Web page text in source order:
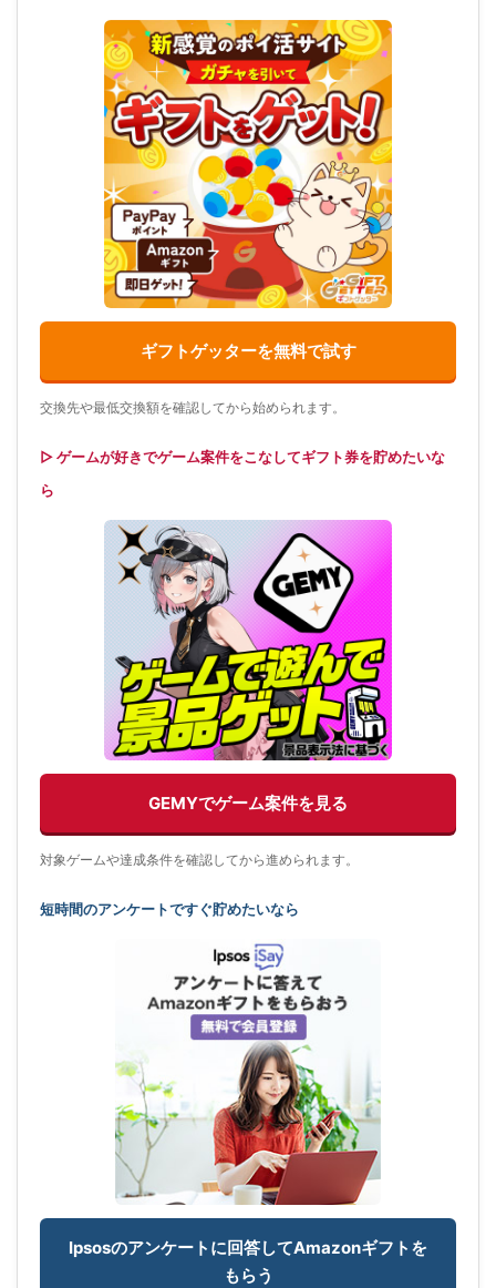
ギフトゲッターを無料で試す
交換先や最低交換額を確認してから始められます。
▷ ゲームが好きでゲーム案件をこなしてギフト券を貯めたいな
ら
GEMYでゲーム案件を見る
対象ゲームや達成条件を確認してから進められます。
短時間のアンケートですぐ貯めたいなら
Ipsosのアンケートに回答してAmazonギフトを
もらう